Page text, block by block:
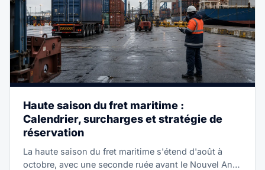
Haute saison du fret maritime :
Calendrier, surcharges et stratégie de
réservation
La haute saison du fret maritime s'étend d'août à
octobre, avec une seconde ruée avant le Nouvel An